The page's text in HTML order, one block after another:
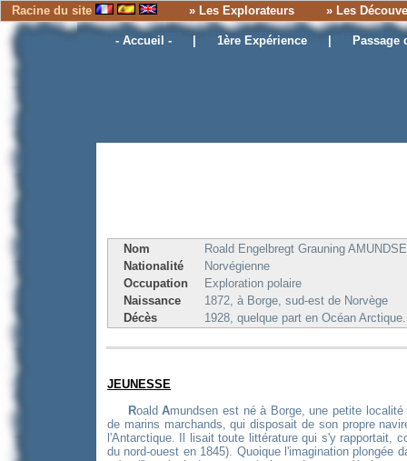
Racine du site » Les Explorateurs » Les
- Accueil - 1ère Expérience Passage
Nom
Roald Engelbregt Grauning
Nationalité
Norvégienne
Occupation
Exploration polaire
Naissance
1872, à Borge, sud-est de Norvège
Décès
1928, quelque part en Océan Arctique.
JEUNESSE
RoaldAmundsen est né à Borge, une petite
de marins marchands, qui disposait de son propre
l'Antarctique. Il lisait toute littérature qui s'y rapportait,
du nord-ouest en 1845). Quoique l'imagination plongée